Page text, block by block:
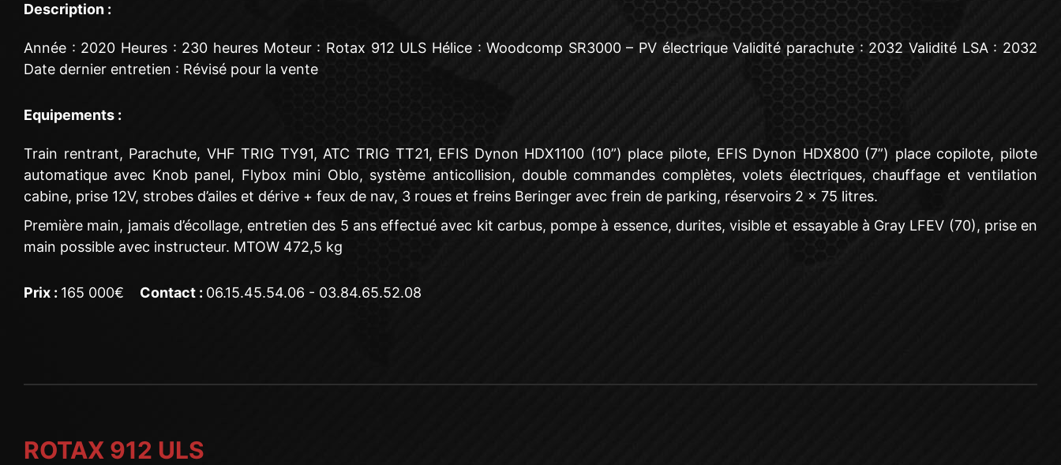
Description :
Année : 2020 Heures : 230 heures Moteur : Rotax 912 ULS Hélice : Woodcomp SR3000 – PV électrique Validité parachute : 2032 Validité LSA : 2032
Date dernier entretien : Révisé pour la vente
Equipements :
Train rentrant, Parachute, VHF TRIG TY91, ATC TRIG TT21, EFIS Dynon HDX1100 (10”) place pilote, EFIS Dynon HDX800 (7”) place copilote, pilote
automatique avec Knob panel, Flybox mini Oblo, système anticollision, double commandes complètes, volets électriques, chauffage et ventilation
cabine, prise 12V, strobes d’ailes et dérive + feux de nav, 3 roues et freins Beringer avec frein de parking, réservoirs 2 x 75 litres.
Première main, jamais d’écollage, entretien des 5 ans effectué avec kit carbus, pompe à essence, durites, visible et essayable à Gray LFEV (70), prise en
main possible avec instructeur. MTOW 472,5 kg
Prix : 165 000€ Contact : 06.15.45.54.06 - 03.84.65.52.08
ROTAX 912 ULS